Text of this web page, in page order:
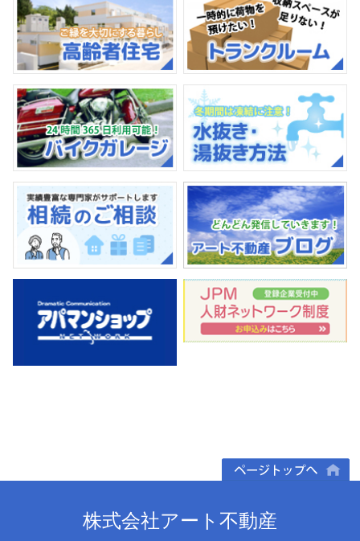
株式会社アート不動産